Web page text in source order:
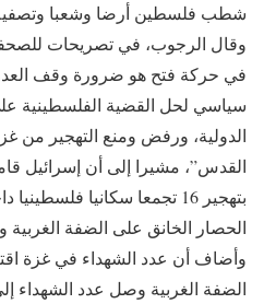
شطب فلسطين أرضا وشعبا وتصفية
وقال الرجوب، في تصريحات
في حركة فتح هو ضرورة وقف
سياسي لحل القضية الفلسطينية
الدولية، ورفض ومنع التهجير من
القدس”، مشيرا إلى أن إسرائيل
بتهجير 16 تجمعا سكانيا
الحصار الخانق على الضفة